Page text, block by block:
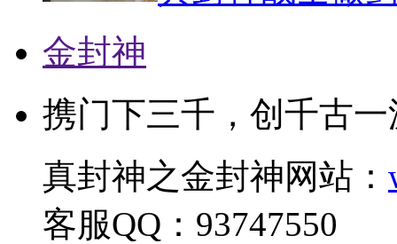
金封神
携门下三千，创千古一
真封神之金封神网站：
客服QQ：93747550